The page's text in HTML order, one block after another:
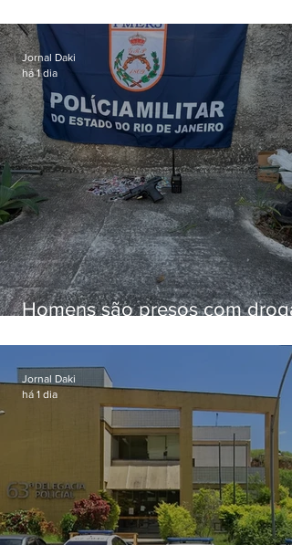
familiar para merenda escolar
Homens são presos com
Jornal Daki
há 1 dia
Jornal Daki
há 1 dia